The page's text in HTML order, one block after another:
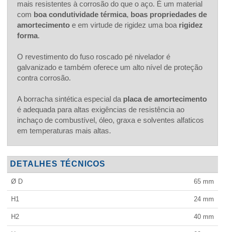
mais resistentes à corrosão do que o aço. É um material
com boa condutividade térmica, boas propriedades de
amortecimento e em virtude de rigidez uma boa rigidez
forma.
O revestimento do fuso roscado pé nivelador é
galvanizado e também oferece um alto nível de proteção
contra corrosão.
A borracha sintética especial da placa de amortecimento
é adequada para altas exigências de resistência ao
inchaço de combustível, óleo, graxa e solventes alfaticos
em temperaturas mais altas.
DETALHES TÉCNICOS
Ø D 65 mm
H1 24 mm
H2 40 mm